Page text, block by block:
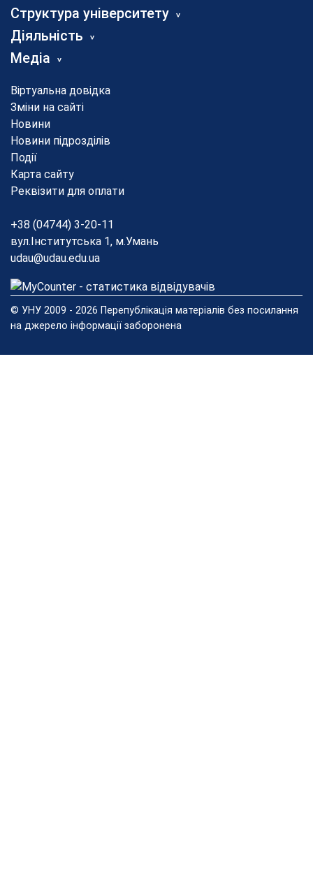
Структура університету
Діяльність
Медіа
Віртуальна довідка
Зміни на сайті
Новини
Новини підрозділів
Події
Карта сайту
Реквізити для оплати
+38 (04744) 3-20-11
вул.Інститутська 1, м.Умань
udau@udau.edu.ua
© УНУ 2009 - 2026 Перепублікація матеріалів без посилання
на джерело інформації заборонена